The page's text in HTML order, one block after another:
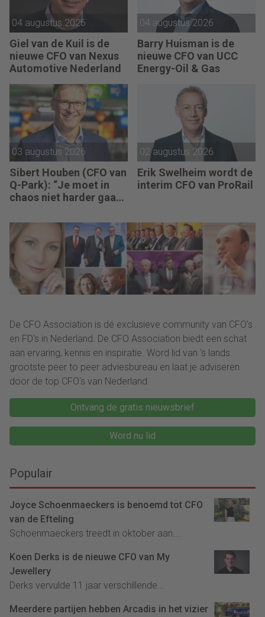
04 augustus 2026
Giel van de Kuil is de
nieuwe CFO van Nexus
Automotive Nederland
04 augustus 2026
Barry Huisman is de
nieuwe CFO van UCC
Energy-Oil & Gas
03 augustus 2026
Sibert Houben (CFO van
Q-Park): “Je moet in
chaos niet harder gaan
naar de fundamenten.”
02 augustus 2026
Erik Swelheim wordt de
interim CFO van ProRail
De CFO Association is dé exclusieve community van CFO's
en FD's in Nederland. De CFO Association biedt een schat
aan ervaring, kennis en inspiratie. Word lid van ‘s lands
grootste peer to peer adviesbureau en laat je adviseren
door de top CFO's van Nederland.
Ontvang de gratis nieuwsbrief
Word nu lid
Populair
Joyce Schoenmaeckers is benoemd tot CFO
van de Efteling
Schoenmaeckers treedt in oktober aan....
Koen Derks is de nieuwe CFO van My
Jewellery
Derks vervulde 11 jaar verschillende...
Meerdere partijen hebben Arcadis in het vizier